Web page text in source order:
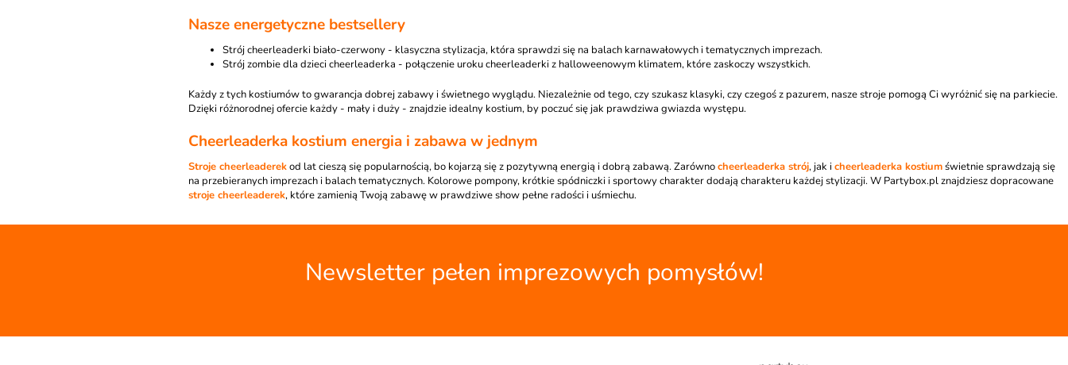
Nasze energetyczne bestsellery
Strój cheerleaderki biało-czerwony- klasyczna stylizacja, która sprawdzi się na balach karnawałowych i tematycznych imprezach.
Strój zombie dla dzieci cheerleaderka - połączenie uroku cheerleaderki z halloweenowym klimatem, które zaskoczy wszystkich.
Każdy z tych kostiumów to gwarancja dobrej zabawy i świetnego wyglądu. Niezależnie od tego, czy szukasz klasyki, czy czegoś z pazurem, nasze stroje pomogą Ci wyróżnić się na parkiecie.
Dzięki różnorodnej ofercie każdy - mały i duży - znajdzie idealny kostium, by poczuć się jak prawdziwa gwiazda występu.
Cheerleaderka kostium energia i zabawa w jednym
Stroje cheerleaderekod lat cieszą się popularnością, bo kojarzą się z pozytywną energią i dobrą zabawą. Zarównocheerleaderka strój, jak icheerleaderka kostiumświetnie sprawdzają się
na przebieranych imprezach i balach tematycznych. Kolorowe pompony, krótkie spódniczki i sportowy charakter dodają charakteru każdej stylizacji. W Partybox.pl znajdziesz dopracowane
stroje cheerleaderek, które zamienią Twoją zabawę w prawdziwe show pełne radości i uśmiechu.
Newsletter pełen imprezowych pomysłów!